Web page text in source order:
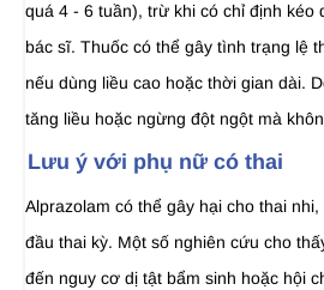
quá 4 - 6 tuần), trừ khi có chỉ định kéo
bác sĩ. Thuốc có thể gây tình trạng lệ
nếu dùng liều cao hoặc thời gian dài.
tăng liều hoặc ngừng đột ngột mà
Lưu ý với phụ nữ có thai
Alprazolam có thể gây hại cho thai
đầu thai kỳ. Một số nghiên cứu cho
đến nguy cơ dị tật bẩm sinh hoặc hội